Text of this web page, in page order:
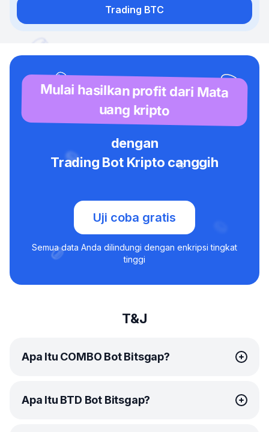
Trading BTC
Mulai hasilkan profit dari Mata
uang kripto
dengan
Trading Bot Kripto canggih
Uji coba gratis
Semua data Anda dilindungi dengan enkripsi tingkat
tinggi
T&J
Apa Itu COMBO Bot Bitsgap?
COMBO botBitsgap adalah solusi trading otomatis
cerdas yang dirancang khusus trading futures. Bot
Apa Itu BTD Bot Bitsgap?